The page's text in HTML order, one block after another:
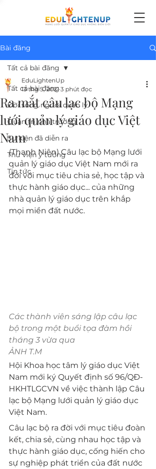
Bài đăng
Tất cả bài đăng
Đời sống người quản lý
Quản trị nhà trường
Sự kiện đã diễn ra
Thư viện ý tưởng
Tin tức
Tất cả bài đăng
Ra mắt câu lạc bộ Mạng
lưới quản lý giáo dục Việt
Nam
EduLightenUp
13 thg 5, 2021 3 phút đọc
(Thanh Niên) Câu lạc bộ Mạng lưới
quản lý giáo dục Việt Nam mới ra
đời với mục tiêu chia sẻ, học tập và
thực hành giáo dục... của những
nhà quản lý giáo dục trên khắp
mọi miền đất nước.
Các thành viên sáng lập câu lạc
bộ trong một buổi tọa đàm hồi
tháng 3 vừa qua
ẢNH T.M
Hội Khoa học tâm lý giáo dục Việt
Nam mới ký Quyết định số 96/QĐ-
HKHTLGCVN về việc thành lập Câu
lạc bộ Mạng lưới quản lý giáo dục
Việt Nam.
Câu lạc bộ ra đời với mục tiêu đoàn
kết, chia sẻ, cùng nhau học tập và
thực hành giáo dục, cống hiến cho
sự nghiệp phát triển của đất nước